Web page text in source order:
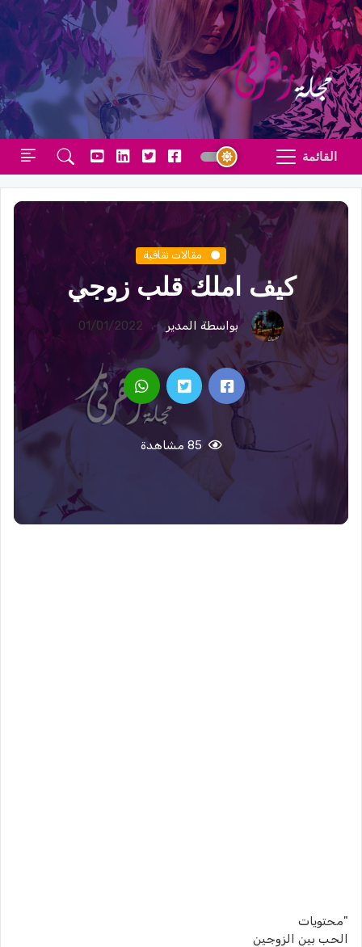
القائمة
مقالات ثقافية
كيف املك قلب زوجي
بواسطة المدير 01/01/2022
85 مشاهدة
"محتويات
الحب بين الزوجين